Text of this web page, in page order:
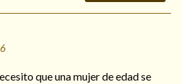
que una mujer de edad se